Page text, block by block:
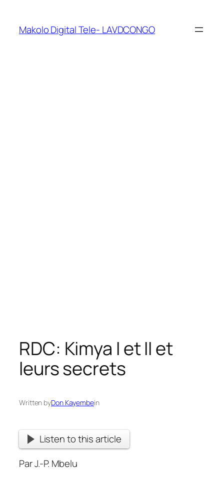
Makolo Digital Tele- LAVDCONGO
RDC: Kimya I et II et
leurs secrets
Written byDon Kayembein
Listen to this article
Par J.-P. Mbelu